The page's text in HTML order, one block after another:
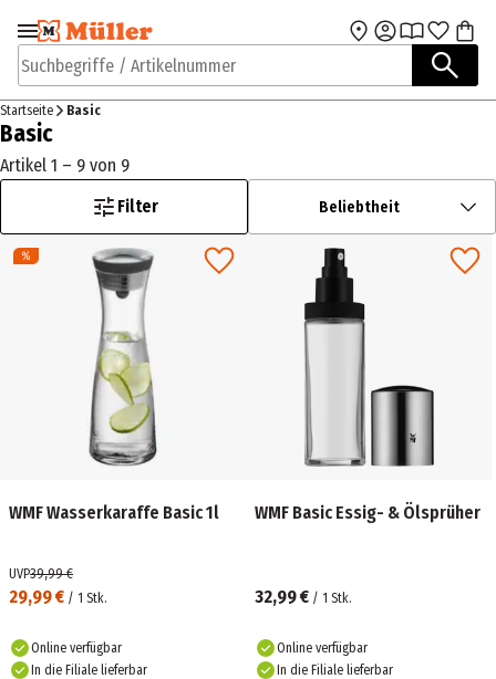
Zur Navigation
springen
Zum Hauptinhalt
Suchbegriffe / Artikelnummer
Startseite Basic
Basic
Artikel 1 – 9 von 9
Filter
Beliebtheit
WMF Wasserkaraffe Basic 1l
29,99 € / 1 Stk.
UVP39,99 €
Online verfügbar
In die Filiale lieferbar
WMF Basic Essig- & Ölsprüher
32,99 € / 1 Stk.
Online verfügbar
In die Filiale lieferbar